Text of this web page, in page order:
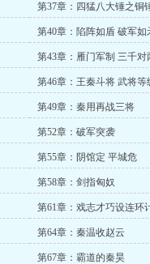
第37章：四猛八大锤之铜
第40章：陷阵如盾 破军如
第43章：雁门军制 三千对
第46章：王秦斗将 武将等
第49章：秦用再战三将
第52章：破军突袭
第55章：阴馆定 平城危
第58章：剑指匈奴
第61章：戏志才巧设连环
第64章：秦温收赵云
第67章：霸道的秦昊